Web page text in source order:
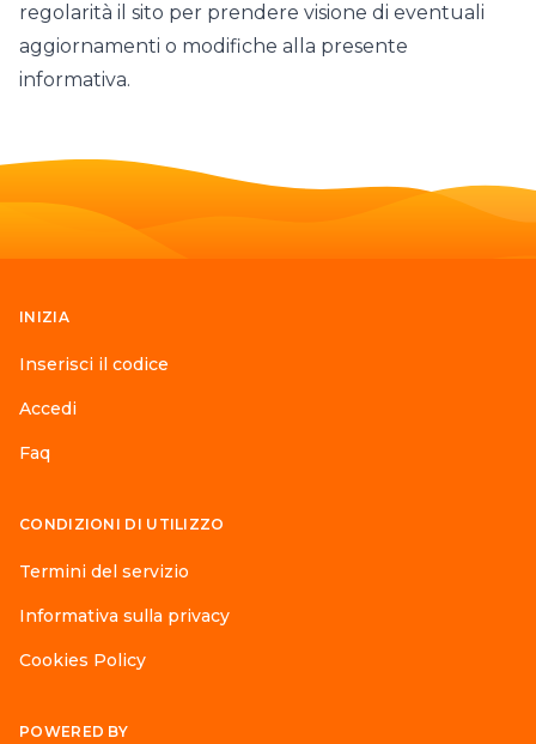
regolarità il sito per prendere visione di eventuali
aggiornamenti o modifiche alla presente
informativa.
INIZIA
Inserisci il codice
Accedi
Faq
CONDIZIONI DI UTILIZZO
Termini del servizio
Informativa sulla privacy
Cookies Policy
POWERED BY